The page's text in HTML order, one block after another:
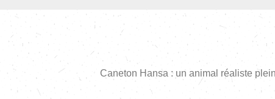
Caneton Hansa : un animal réaliste